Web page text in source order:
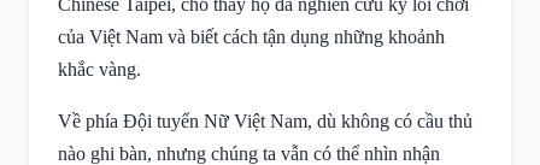
Chinese Taipei, cho thấy họ đã nghiên cứu kỹ lối chơi
của Việt Nam và biết cách tận dụng những khoảnh
khắc vàng.
Về phía Đội tuyển Nữ Việt Nam, dù không có cầu thủ
nào ghi bàn, nhưng chúng ta vẫn có thể nhìn nhận